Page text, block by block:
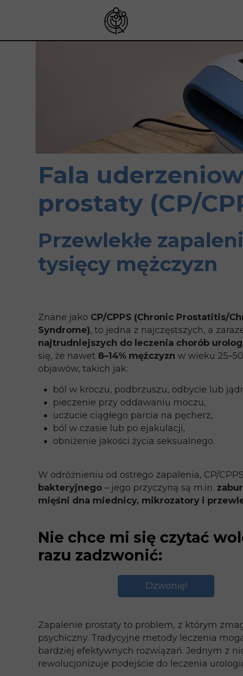
Dzwonię!
Nie chce mi się czytać
razu zadzwonić:
Znane jako CP/CPPS (Chronic Prostatitis/
Syndrome), to jedna z najczęstszych, a
najtrudniejszych do leczenia chorób
się, że nawet 8–14% mężczyzn w wieku
objawów, takich jak:
ból w kroczu, podbrzuszu, odbycie lub
pieczenie przy oddawaniu moczu,
uczucie ciągłego parcia na pęcherz,
ból w czasie lub po ejakulacji,
obniżenie jakości życia seksualnego.
W odróżnieniu od ostrego zapalenia, CP/CPPS
bakteryjnego – jego przyczyną są m.in.
mięśni dna miednicy, mikrozatory i
Zapalenie prostaty to problem, z którym
psychiczny. Tradycyjne metody leczenia
bardziej efektywnych rozwiązań. Jednym z
rewolucjonizuje podejście do leczenia
Przewlekłe
tysięcy mężczyzn
Fala
prostaty (CP/